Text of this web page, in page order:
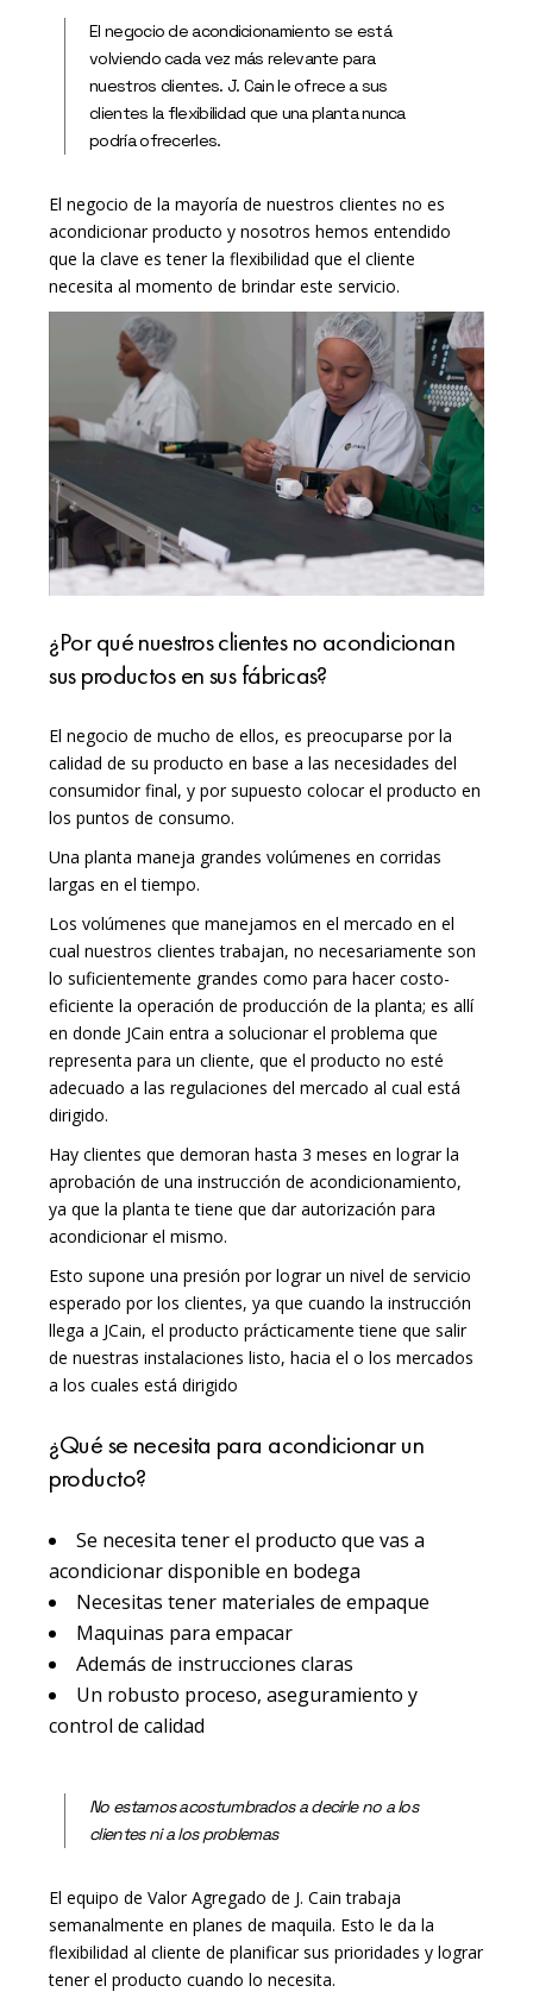
El negocio de acondicionamiento se está
volviendo cada vez más relevante para
nuestros clientes. J. Cain le ofrece a sus
clientes la flexibilidad que una planta nunca
podría ofrecerles.
El negocio de la mayoría de nuestros clientes no es
acondicionar producto y nosotros hemos entendido
que la clave es tener la flexibilidad que el cliente
necesita al momento de brindar este servicio.
¿Por qué nuestros clientes no acondicionan
sus productos en sus fábricas?
El negocio de mucho de ellos, es preocuparse por la
calidad de su producto en base a las necesidades del
consumidor final, y por supuesto colocar el producto en
los puntos de consumo.
Una planta maneja grandes volúmenes en corridas
largas en el tiempo.
Los volúmenes que manejamos en el mercado en el
cual nuestros clientes trabajan, no necesariamente son
lo suficientemente grandes como para hacer costo-
eficiente la operación de producción de la planta; es allí
en donde JCain entra a solucionar el problema que
representa para un cliente, que el producto no esté
adecuado a las regulaciones del mercado al cual está
dirigido.
Hay clientes que demoran hasta 3 meses en lograr la
aprobación de una instrucción de acondicionamiento,
ya que la planta te tiene que dar autorización para
acondicionar el mismo.
Esto supone una presión por lograr un nivel de servicio
esperado por los clientes, ya que cuando la instrucción
llega a JCain, el producto prácticamente tiene que salir
de nuestras instalaciones listo, hacia el o los mercados
a los cuales está dirigido
¿Qué se necesita para acondicionar un
producto?
Se necesita tener el producto que vas a
acondicionar disponible en bodega
Necesitas tener materiales de empaque
Maquinas para empacar
Además de instrucciones claras
Un robusto proceso, aseguramiento y
control de calidad
No estamos acostumbrados a decirle no a los
clientes ni a los problemas
El equipo de Valor Agregado de J. Cain trabaja
semanalmente en planes de maquila. Esto le da la
flexibilidad al cliente de planificar sus prioridades y lograr
tener el producto cuando lo necesita.